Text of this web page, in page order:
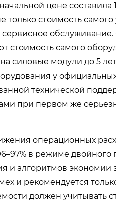
цене составила
только стоимость
стоимость самого
силовые модули до 5
у
технической
при первом же
операционных
в режиме двойного
и алгоритмов экономии
и рекомендуется
должен учитывать